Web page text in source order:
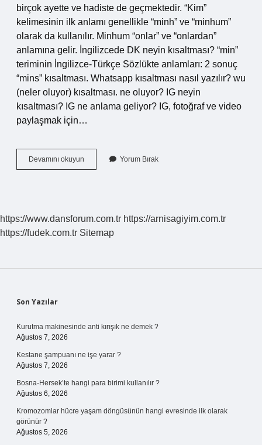
birçok ayette ve hadiste de geçmektedir. “Kim”
kelimesinin ilk anlamı genellikle “minh” ve “minhum”
olarak da kullanılır. Minhum “onlar” ve “onlardan”
anlamına gelir. İngilizcede DK neyin kısaltması? “min”
teriminin İngilizce-Türkçe Sözlükte anlamları: 2 sonuç
“mins” kısaltması. Whatsapp kısaltması nasıl yazılır? wu
(neler oluyor) kısaltması. ne oluyor? IG neyin
kısaltması? IG ne anlama geliyor? IG, fotoğraf ve video
paylaşmak için…
Devamını okuyun
Nasıl
Yorum Bırak
https://www.dansforum.com.tr https://arnisagiyim.com.tr
https://fudek.com.tr Sitemap
Sidebar
Son Yazılar
Kurutma makinesinde anti kırışık ne demek ?
Ağustos 7, 2026
Kestane şampuanı ne işe yarar ?
Ağustos 7, 2026
Bosna-Hersek’te hangi para birimi kullanılır ?
Ağustos 6, 2026
Kromozomlar hücre yaşam döngüsünün hangi evresinde ilk olarak
görünür ?
Ağustos 5, 2026